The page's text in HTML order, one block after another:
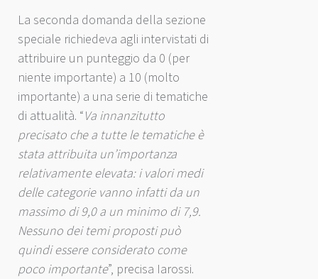
La seconda domanda della sezione
speciale richiedeva agli intervistati di
attribuire un punteggio da 0 (per
niente importante) a 10 (molto
importante) a una serie di tematiche
di attualità. “Va innanzitutto
precisato che a tutte le tematiche è
stata attribuita un’importanza
relativamente elevata: i valori medi
delle categorie vanno infatti da un
massimo di 9,0 a un minimo di 7,9.
Nessuno dei temi proposti può
quindi essere considerato come
poco importante”, precisa Iarossi.